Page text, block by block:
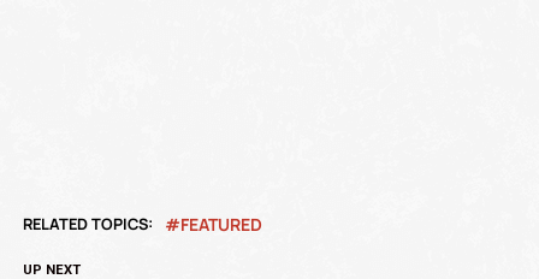
RELATED TOPICS: FEATURED
UP NEXT